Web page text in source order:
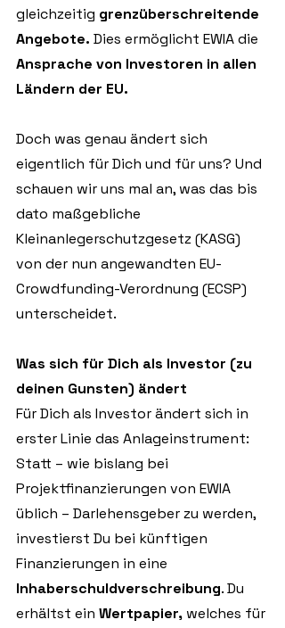
gleichzeitig grenzüberschreitende
Angebote. Dies ermöglicht EWIA die
Ansprache von Investoren in allen
Ländern der EU.
Doch was genau ändert sich
eigentlich für Dich und für uns? Und
schauen wir uns mal an, was das bis
dato maßgebliche
Kleinanlegerschutzgesetz (KASG)
von der nun angewandten EU-
Crowdfunding-Verordnung (ECSP)
unterscheidet.
Was sich für Dich als Investor (zu
deinen Gunsten) ändert
Für Dich als Investor ändert sich in
erster Linie das Anlageinstrument:
Statt – wie bislang bei
Projektfinanzierungen von EWIA
üblich – Darlehensgeber zu werden,
investierst Du bei künftigen
Finanzierungen in eine
Inhaberschuldverschreibung. Du
erhältst ein Wertpapier, welches für